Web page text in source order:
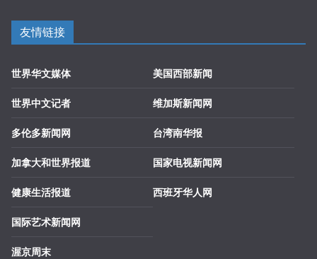
友情链接
世界华文媒体
世界中文记者
多伦多新闻网
加拿大和世界报道
健康生活报道
国际艺术新闻网
渥京周末
美国西部新闻
维加斯新闻网
台湾南华报
国家电视新闻网
西班牙华人网